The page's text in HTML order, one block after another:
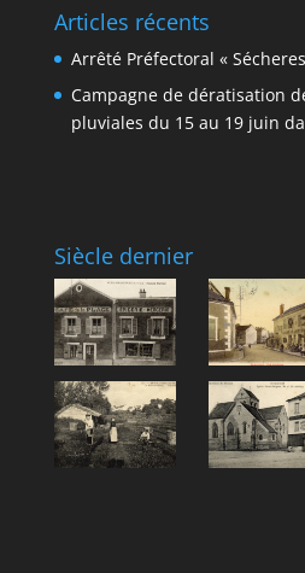
Articles récents
Arrêté Préfectoral «
Campagne de dératisation
pluviales du 15 au 19 juin
Siècle dernier